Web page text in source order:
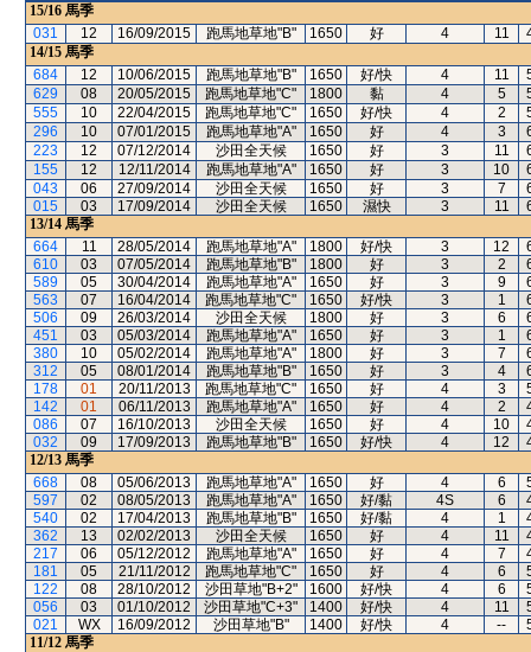
15/16 馬季
031
12 16/09/2015 跑馬地草地"B" 1650 好 4 11
14/15 馬季
684
12 10/06/2015 跑馬地草地"B" 1650 好/快 4 11
629
08 20/05/2015 跑馬地草地"C" 1800 黏 4 5
555
10 22/04/2015 跑馬地草地"C" 1650 好/快 4 2
296
10 07/01/2015 跑馬地草地"A" 1650 好 4 3
223
12 07/12/2014 沙田全天候 1650 好 3 11
155
12 12/11/2014 跑馬地草地"A" 1650 好 3 10
043
06 27/09/2014 沙田全天候 1650 好 3 7
015
03 17/09/2014 沙田全天候 1650 濕快 3 11
13/14 馬季
664
11 28/05/2014 跑馬地草地"A" 1800 好/快 3 12
610
03 07/05/2014 跑馬地草地"B" 1800 好 3 2
589
05 30/04/2014 跑馬地草地"A" 1650 好 3 9
563
07 16/04/2014 跑馬地草地"C" 1650 好/快 3 1
506
09 26/03/2014 沙田全天候 1800 好 3 6
451
03 05/03/2014 跑馬地草地"A" 1650 好 3 1
380
10 05/02/2014 跑馬地草地"A" 1800 好 3 7
312
05 08/01/2014 跑馬地草地"B" 1650 好 3 4
178
01 20/11/2013 跑馬地草地"C" 1650 好 4 3
142
01 06/11/2013 跑馬地草地"A" 1650 好 4 2
086
07 16/10/2013 沙田全天候 1650 好 4 10
032
09 17/09/2013 跑馬地草地"B" 1650 好/快 4 12
12/13 馬季
668
08 05/06/2013 跑馬地草地"A" 1650 好 4 6
597
02 08/05/2013 跑馬地草地"A" 1650 好/黏 4S 6
540
02 17/04/2013 跑馬地草地"B" 1650 好/黏 4 1
362
13 02/02/2013 沙田全天候 1650 好 4 11
217
06 05/12/2012 跑馬地草地"A" 1650 好 4 7
181
05 21/11/2012 跑馬地草地"C" 1650 好 4 6
122
08 28/10/2012 沙田草地"B+2" 1600 好/快 4 6
056
03 01/10/2012 沙田草地"C+3" 1400 好/快 4 11
021
WX 16/09/2012 沙田草地"B" 1400 好/快 4 --
11/12 馬季